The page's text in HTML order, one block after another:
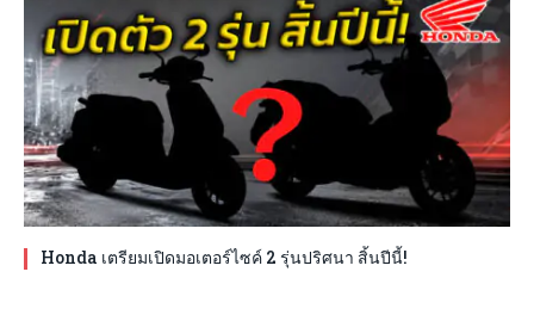
Honda เตรียมเปิดมอเตอร์ไซค์ 2 รุ่นปริศนา สิ้นปีนี้!